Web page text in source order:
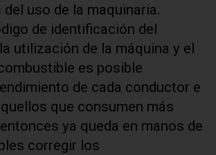
uso de la maquinaria.
de identificación del
utilización de la máquina y el
es posible
de cada conductor e
que consumen más
ya queda en manos de
corregir los